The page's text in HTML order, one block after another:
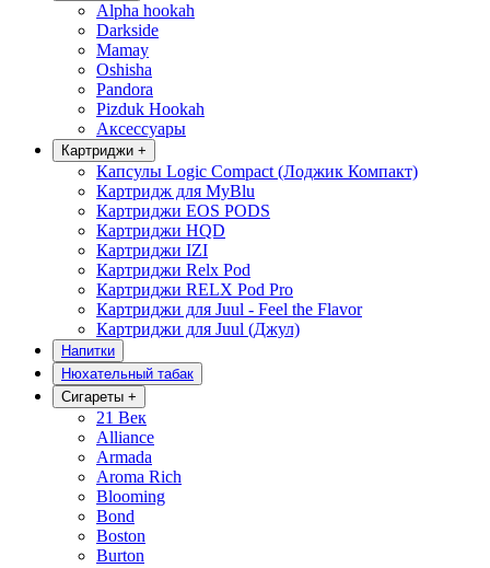
Alpha hookah
Darkside
Mamay
Oshisha
Pandora
Pizduk Hookah
Аксессуары
Картриджи +
Капсулы Logic Compact (Лоджик Компакт)
Картридж для MyBlu
Картриджи EOS PODS
Картриджи HQD
Картриджи IZI
Картриджи Relx Pod
Картриджи RELX Pod Pro
Картриджи для Juul - Feel the Flavor
Картриджи для Juul (Джул)
Напитки
Нюхательный табак
Сигареты +
21 Век
Alliance
Armada
Aroma Rich
Blooming
Bond
Boston
Burton